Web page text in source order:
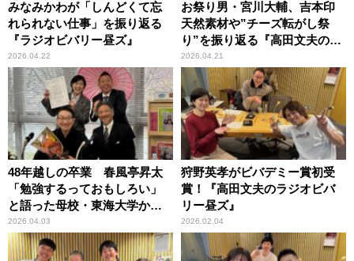
みなみかわが「しんどくて忘
れられない仕事」を振り返る
『ラジオビバリー昼ズ』
2026.04.22
お祭り男・宮川大輔、吉本印
天然素材や”チーズ転がし祭
り”を振り返る『高田文夫のラ
ジオビバリー昼ズ』
2026.04.21
48年越しの卒業 春風亭昇太
「勉強するっておもしろい」
と語った母校・東海大学から
の特別生放送
2026.04.03
狩野英孝がビバデミー賞初受
賞！『高田文夫のラジオビバ
リー昼ズ』
2026.02.04